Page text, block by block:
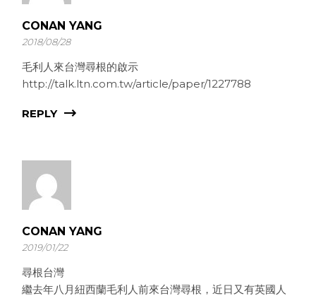
CONAN YANG
2018/08/28
毛利人來台灣尋根的啟示
http://talk.ltn.com.tw/article/paper/1227788
REPLY
CONAN YANG
2019/01/22
尋根台灣
繼去年八月紐西蘭毛利人前來台灣尋根，近日又有英國人